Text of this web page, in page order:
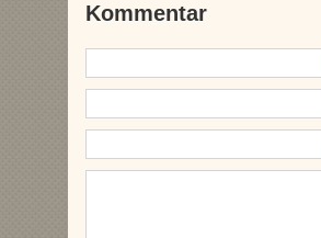
Kommentar